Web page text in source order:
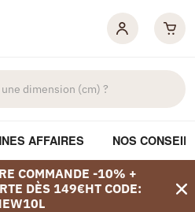
AFFAIRES NOS
COMMANDE -10% +
DÈS 149€HT CODE: